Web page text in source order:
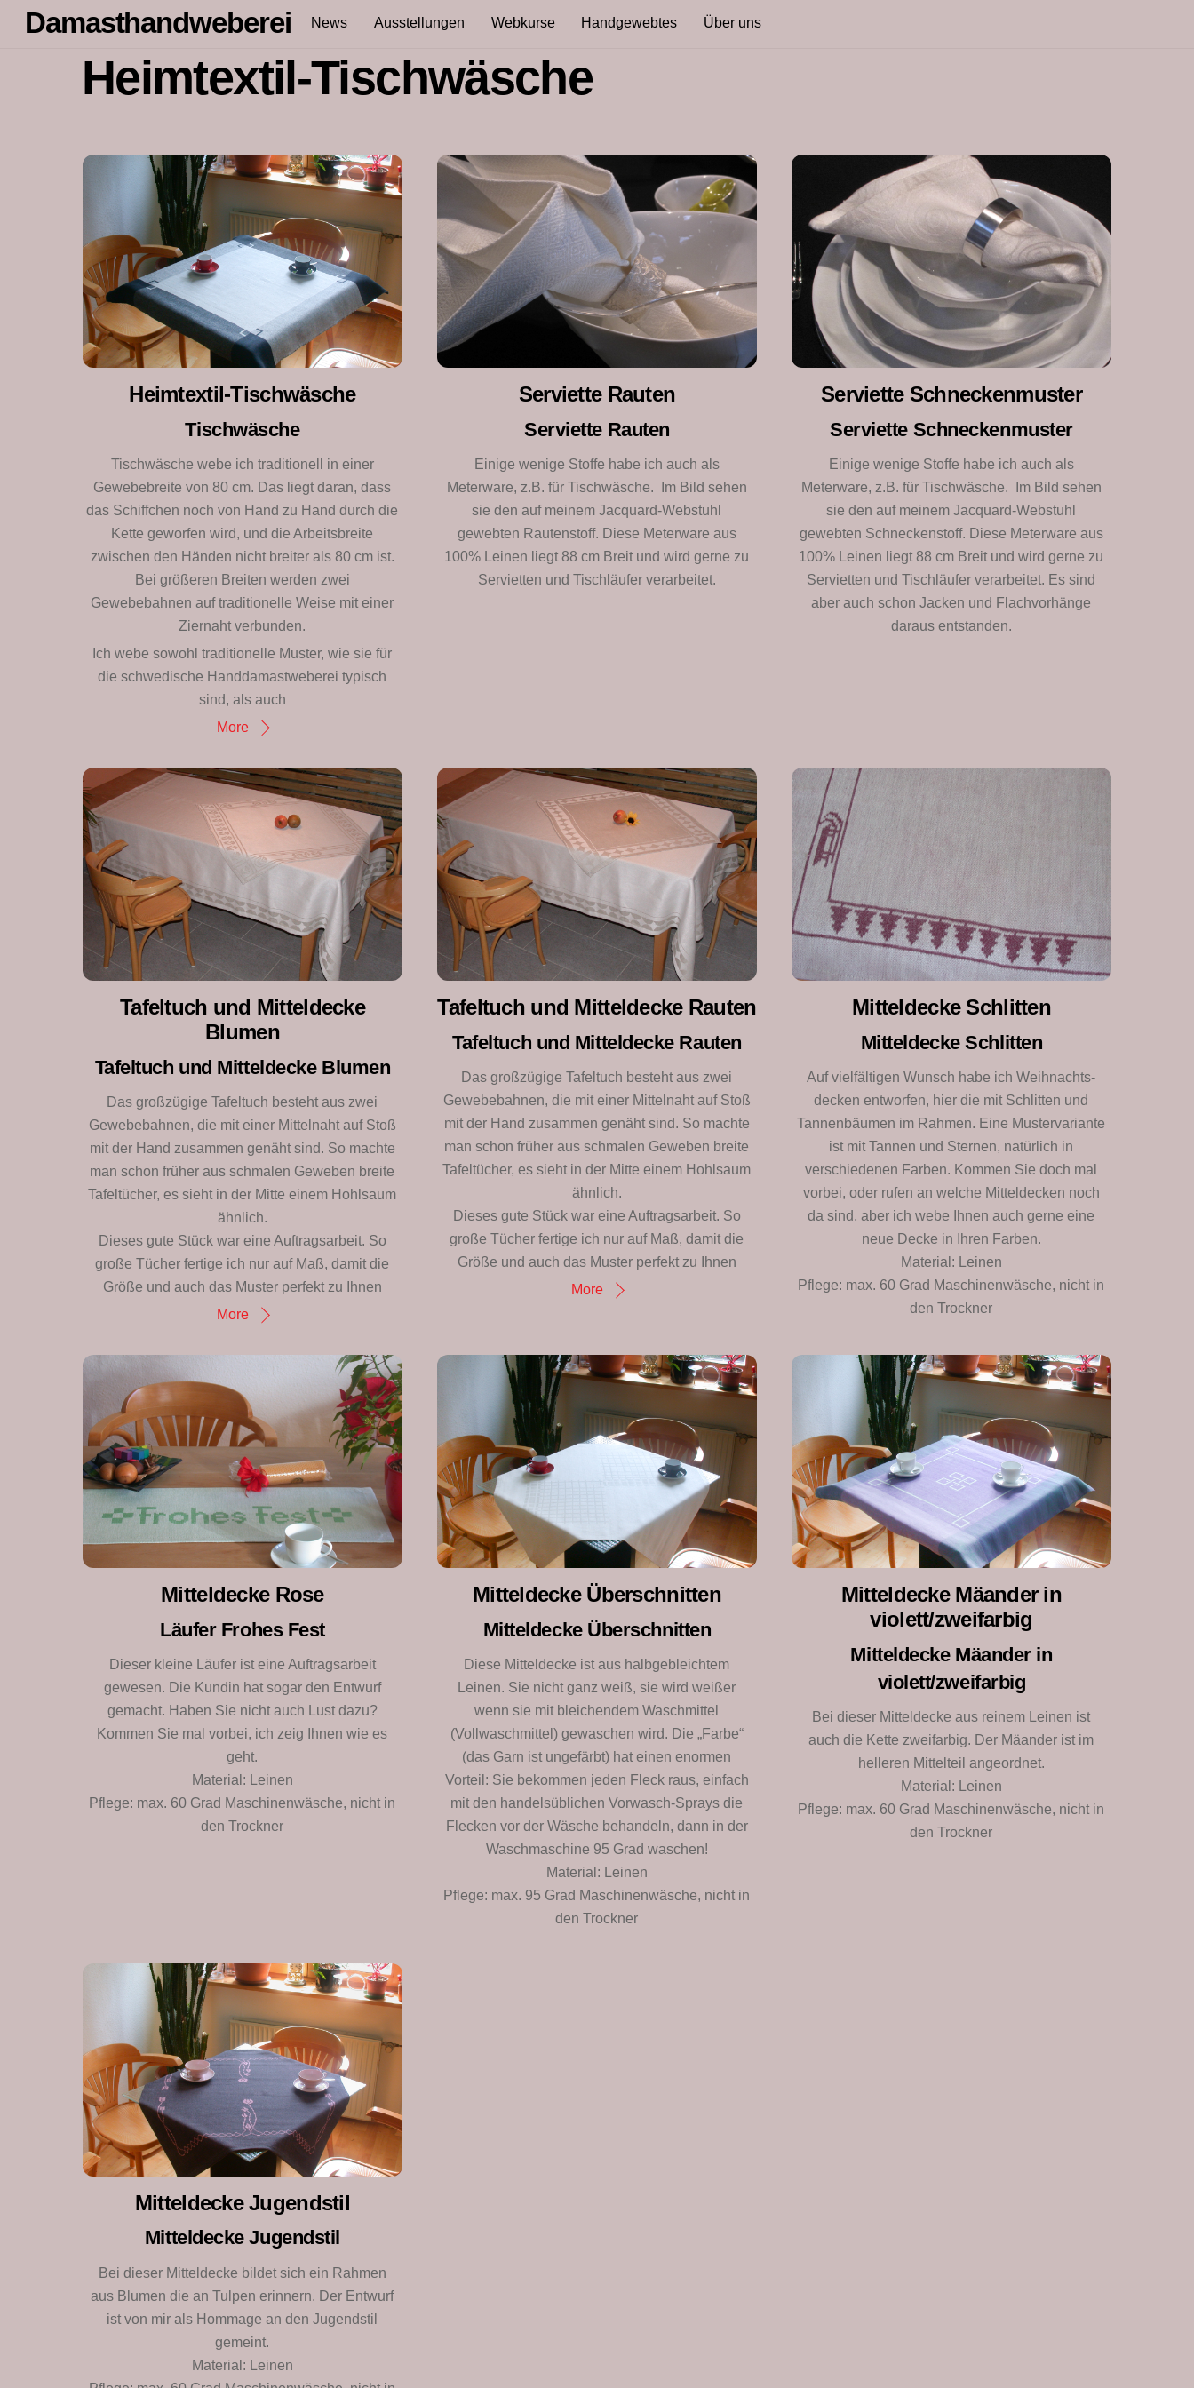
SkipDamasthandweberei News Ausstellungen Webkurse Handgewebtes Über uns
Heimtextil-Tischwäsche
Heimtextil-Tischwäsche
Tischwäsche
Tischwäsche webe ich traditionell in einer
Gewebebreite von 80 cm. Das liegt daran, dass
das Schiffchen noch von Hand zu Hand durch die
Kette geworfen wird, und die Arbeitsbreite
zwischen den Händen nicht breiter als 80 cm ist.
Bei größeren Breiten werden zwei
Gewebebahnen auf traditionelle Weise mit einer
Ziernaht verbunden.
Ich webe sowohl traditionelle Muster, wie sie für
die schwedische Handdamastweberei typisch
sind, als auch
More
Serviette Rauten
Serviette Rauten
Einige wenige Stoffe habe ich auch als
Meterware, z.B. für Tischwäsche. Im Bild sehen
sie den auf meinem Jacquard-Webstuhl
gewebten Rautenstoff. Diese Meterware aus
100% Leinen liegt 88 cm Breit und wird gerne zu
Servietten und Tischläufer verarbeitet.
Serviette Schneckenmuster
Serviette Schneckenmuster
Einige wenige Stoffe habe ich auch als
Meterware, z.B. für Tischwäsche. Im Bild sehen
sie den auf meinem Jacquard-Webstuhl
gewebten Schneckenstoff. Diese Meterware aus
100% Leinen liegt 88 cm Breit und wird gerne zu
Servietten und Tischläufer verarbeitet. Es sind
aber auch schon Jacken und Flachvorhänge
daraus entstanden.
Tafeltuch und Mitteldecke
Blumen
Tafeltuch und Mitteldecke Blumen
Das großzügige Tafeltuch besteht aus zwei
Gewebebahnen, die mit einer Mittelnaht auf Stoß
mit der Hand zusammen genäht sind. So machte
man schon früher aus schmalen Geweben breite
Tafeltücher, es sieht in der Mitte einem Hohlsaum
ähnlich.
Dieses gute Stück war eine Auftragsarbeit. So
große Tücher fertige ich nur auf Maß, damit die
Größe und auch das Muster perfekt zu Ihnen
More
Tafeltuch und Mitteldecke Rauten
Tafeltuch und Mitteldecke Rauten
Das großzügige Tafeltuch besteht aus zwei
Gewebebahnen, die mit einer Mittelnaht auf Stoß
mit der Hand zusammen genäht sind. So machte
man schon früher aus schmalen Geweben breite
Tafeltücher, es sieht in der Mitte einem Hohlsaum
ähnlich.
Dieses gute Stück war eine Auftragsarbeit. So
große Tücher fertige ich nur auf Maß, damit die
Größe und auch das Muster perfekt zu Ihnen
More
Mitteldecke Schlitten
Mitteldecke Schlitten
Auf vielfältigen Wunsch habe ich Weihnachts-
decken entworfen, hier die mit Schlitten und
Tannenbäumen im Rahmen. Eine Mustervariante
ist mit Tannen und Sternen, natürlich in
verschiedenen Farben. Kommen Sie doch mal
vorbei, oder rufen an welche Mitteldecken noch
da sind, aber ich webe Ihnen auch gerne eine
neue Decke in Ihren Farben.
Material: Leinen
Pflege: max. 60 Grad Maschinenwäsche, nicht in
den Trockner
Mitteldecke Rose
Läufer Frohes Fest
Dieser kleine Läufer ist eine Auftragsarbeit
gewesen. Die Kundin hat sogar den Entwurf
gemacht. Haben Sie nicht auch Lust dazu?
Kommen Sie mal vorbei, ich zeig Ihnen wie es
geht.
Material: Leinen
Pflege: max. 60 Grad Maschinenwäsche, nicht in
den Trockner
Mitteldecke Überschnitten
Mitteldecke Überschnitten
Diese Mitteldecke ist aus halbgebleichtem
Leinen. Sie nicht ganz weiß, sie wird weißer
wenn sie mit bleichendem Waschmittel
(Vollwaschmittel) gewaschen wird. Die „Farbe“
(das Garn ist ungefärbt) hat einen enormen
Vorteil: Sie bekommen jeden Fleck raus, einfach
mit den handelsüblichen Vorwasch-Sprays die
Flecken vor der Wäsche behandeln, dann in der
Waschmaschine 95 Grad waschen!
Material: Leinen
Pflege: max. 95 Grad Maschinenwäsche, nicht in
den Trockner
Mitteldecke Mäander in
violett/zweifarbig
Mitteldecke Mäander in
violett/zweifarbig
Bei dieser Mitteldecke aus reinem Leinen ist
auch die Kette zweifarbig. Der Mäander ist im
helleren Mittelteil angeordnet.
Material: Leinen
Pflege: max. 60 Grad Maschinenwäsche, nicht in
den Trockner
Mitteldecke Jugendstil
Mitteldecke Jugendstil
Bei dieser Mitteldecke bildet sich ein Rahmen
aus Blumen die an Tulpen erinnern. Der Entwurf
ist von mir als Hommage an den Jugendstil
gemeint.
Material: Leinen